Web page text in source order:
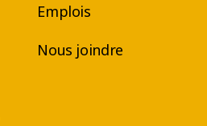
Emplois
Nous joindre